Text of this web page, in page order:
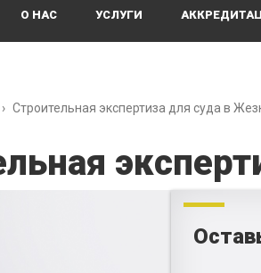
О НАС УСЛУГИ
› Строительная экспертиза для суда в